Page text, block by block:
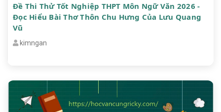
Đề Thi Thử Tốt Nghiệp THPT Môn Ngữ Văn 2026 -
Đọc Hiểu Bài Thơ Thôn Chu Hưng Của Lưu Quang
Vũ
kimngan